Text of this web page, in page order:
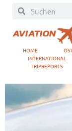
HOME
INTERNATIONAL
TRIPREPORTS